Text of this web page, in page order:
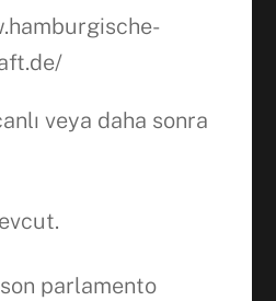
veya daha sonra
parlamento